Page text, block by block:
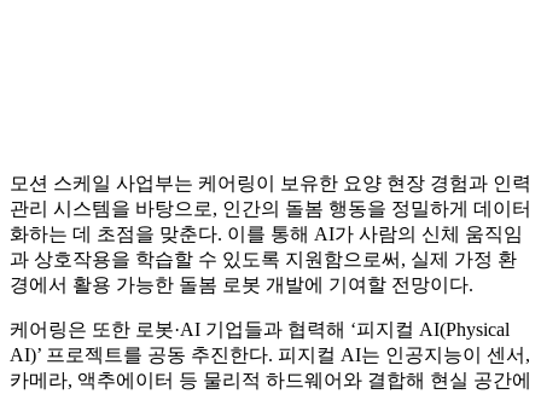
모션 스케일 사업부는 케어링이 보유한 요양 현장 경험과 인력
관리 시스템을 바탕으로, 인간의 돌봄 행동을 정밀하게 데이터
화하는 데 초점을 맞춘다. 이를 통해 AI가 사람의 신체 움직임
과 상호작용을 학습할 수 있도록 지원함으로써, 실제 가정 환
경에서 활용 가능한 돌봄 로봇 개발에 기여할 전망이다.
케어링은 또한 로봇·AI 기업들과 협력해 ‘피지컬 AI(Physical
AI)’ 프로젝트를 공동 추진한다. 피지컬 AI는 인공지능이 센서,
카메라, 액추에이터 등 물리적 하드웨어와 결합해 현실 공간에